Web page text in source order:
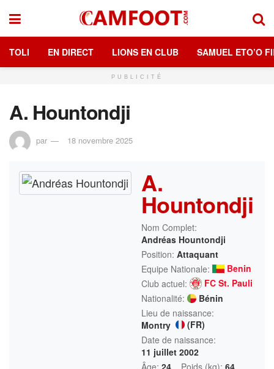
TOLI EN DIRECT LIONS EN CLUB SAMUEL ETO’O
PUBLICITÉ
A. Hountondji
par 18 novembre 2025
A.
Hountondji
Nom Complet:
Andréas Hountondji
Position: Attaquant
Equipe Nationale:
Benin
Club actuel:
FC St. Pauli
Nationalité:
Bénin
Lieu de naissance:
Montry
(FR)
Date de naissance:
11 juillet 2002
Âge: 24 Poids (kg): 64